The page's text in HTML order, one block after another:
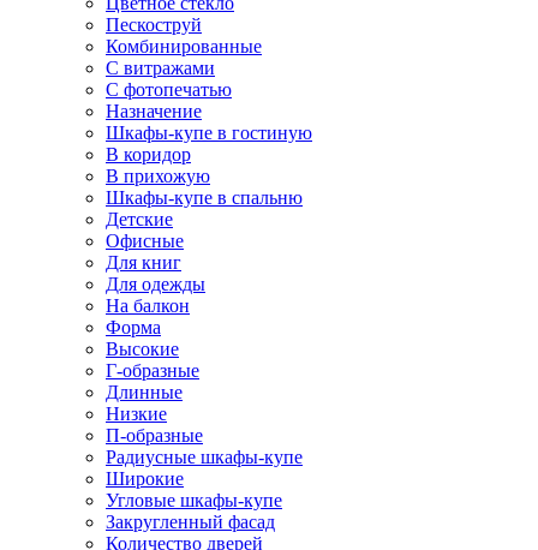
Пескоструй
Комбинированные
С витражами
С фотопечатью
Назначение
Шкафы-купе в гостиную
В коридор
В прихожую
Шкафы-купе в спальню
Детские
Офисные
Для книг
Для одежды
На балкон
Форма
Высокие
Г-образные
Длинные
Низкие
П-образные
Радиусные шкафы-купе
Широкие
Угловые шкафы-купе
Закругленный фасад
Количество дверей